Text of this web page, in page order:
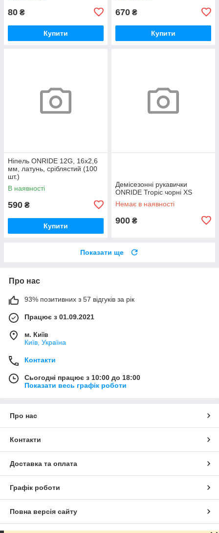
80 ₴
Купити
670 ₴
Купити
Ніпель ONRIDE 12G, 16x2,6
мм, латунь, сріблястий (100
шт.)
В наявності
590 ₴
Купити
Демісезонні рукавички
ONRIDE Tropic чорні XS
Немає в наявності
900 ₴
Показати ще
Про нас
93% позитивних з 57 відгуків за рік
Працює з 01.09.2021
м. Київ
Київ, Україна
Контакти
Сьогодні працює з 10:00 до 18:00
Показати весь графік роботи
Про нас
Контакти
Доставка та оплата
Графік роботи
Повна версія сайту